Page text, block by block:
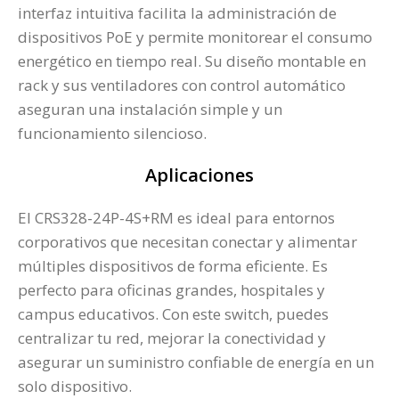
interfaz intuitiva facilita la administración de
dispositivos PoE y permite monitorear el consumo
energético en tiempo real. Su diseño montable en
rack y sus ventiladores con control automático
aseguran una instalación simple y un
funcionamiento silencioso.
Aplicaciones
El CRS328-24P-4S+RM es ideal para entornos
corporativos que necesitan conectar y alimentar
múltiples dispositivos de forma eficiente. Es
perfecto para oficinas grandes, hospitales y
campus educativos. Con este switch, puedes
centralizar tu red, mejorar la conectividad y
asegurar un suministro confiable de energía en un
solo dispositivo.